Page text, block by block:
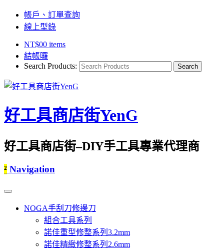
帳戶、訂單查詢
線上型錄
NT$00 items
結帳囉
Search Products:
好工具商店街YenG
好工具商店街–DIY手工具專業代理商
² Navigation
NOGA手刮刀修邊刀
組合工具系列
諾佳重型修整系列3.2mm
諾佳精緻修整系列2.6mm